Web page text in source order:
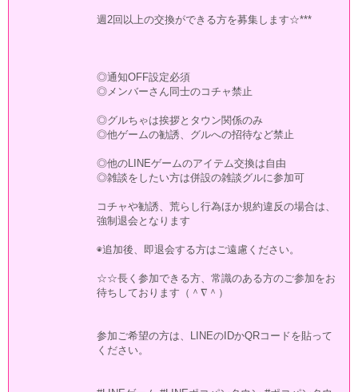
週2回以上の交換ができる方を募集します☆***
◎通知OFF設定必須
◎メンバーさん同士のコチャ禁止
◎グルちゃは挨拶とタウン関係のみ
◎他ゲームの勧誘、グルへの招待など禁止
◎他のLINEゲームのアイテム交換は自由
◎雑談をしたい方は併設の雑談グルに参加可
コチャや勧誘、荒らし行為ほか規約違反の場合は、
強制退会となります
◉追加後、即退会する方はご遠慮ください。
☆☆長く参加できる方、常識のある方のご参加をお
待ちしております（＾∇＾）
参加ご希望の方は、LINEのIDかQRコードを貼って
ください。